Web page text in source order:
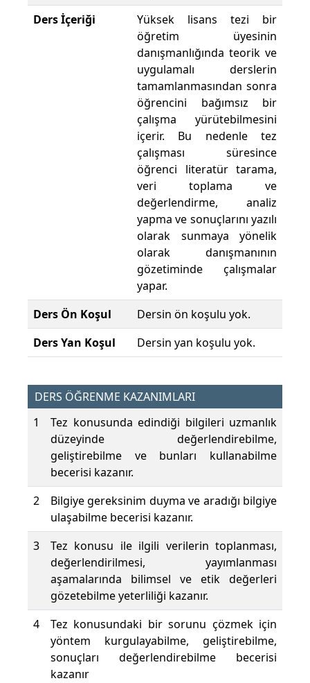
Ders İçeriği
Yüksek lisans tezi bir
öğretim üyesinin
danışmanlığında teorik ve
uygulamalı derslerin
tamamlanmasından sonra
öğrencini bağımsız bir
çalışma yürütebilmesini
içerir. Bu nedenle tez
çalışması süresince
öğrenci literatür tarama,
veri toplama ve
değerlendirme, analiz
yapma ve sonuçlarını yazılı
olarak sunmaya yönelik
olarak danışmanının
gözetiminde çalışmalar
yapar.
Ders Ön Koşul
Dersin ön koşulu yok.
Ders Yan Koşul
Dersin yan koşulu yok.
DERS ÖĞRENME KAZANIMLARI
1
Tez konusunda edindiği bilgileri uzmanlık
düzeyinde değerlendirebilme,
geliştirebilme ve bunları kullanabilme
becerisi kazanır.
2
Bilgiye gereksinim duyma ve aradığı bilgiye
ulaşabilme becerisi kazanır.
3
Tez konusu ile ilgili verilerin toplanması,
değerlendirilmesi, yayımlanması
aşamalarında bilimsel ve etik değerleri
gözetebilme yeterliliği kazanır.
4
Tez konusundaki bir sorunu çözmek için
yöntem kurgulayabilme, geliştirebilme,
sonuçları değerlendirebilme becerisi
kazanır